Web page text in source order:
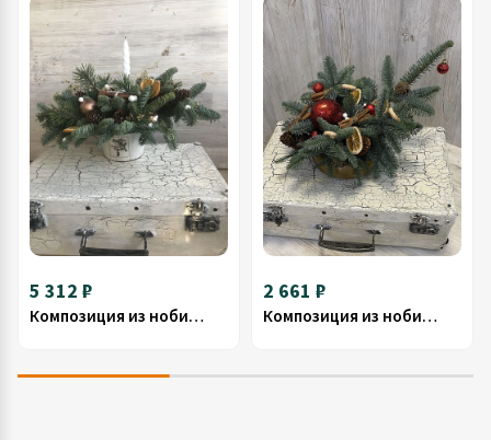
5 312 ₽
Композиция из нобилиса 17
2 661 ₽
Композиция из нобилиса 19